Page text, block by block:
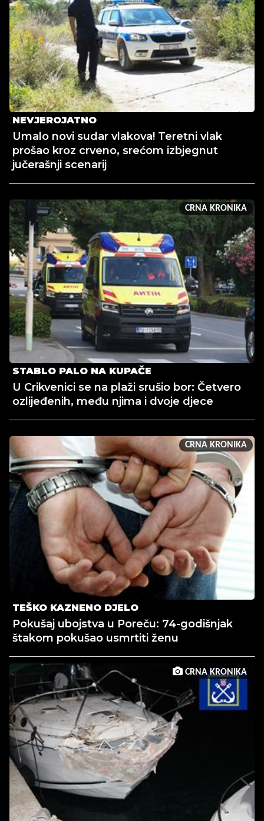
NEVJEROJATNO
Umalo novi sudar vlakova! Teretni vlak
prošao kroz crveno, srećom izbjegnut
jučerašnji scenarij
CRNA KRONIKA
STABLO PALO NA KUPAČE
U Crikvenici se na plaži srušio bor: Četvero
ozlijeđenih, među njima i dvoje djece
CRNA KRONIKA
TEŠKO KAZNENO DJELO
Pokušaj ubojstva u Poreču: 74-godišnjak
štakom pokušao usmrtiti ženu
CRNA KRONIKA